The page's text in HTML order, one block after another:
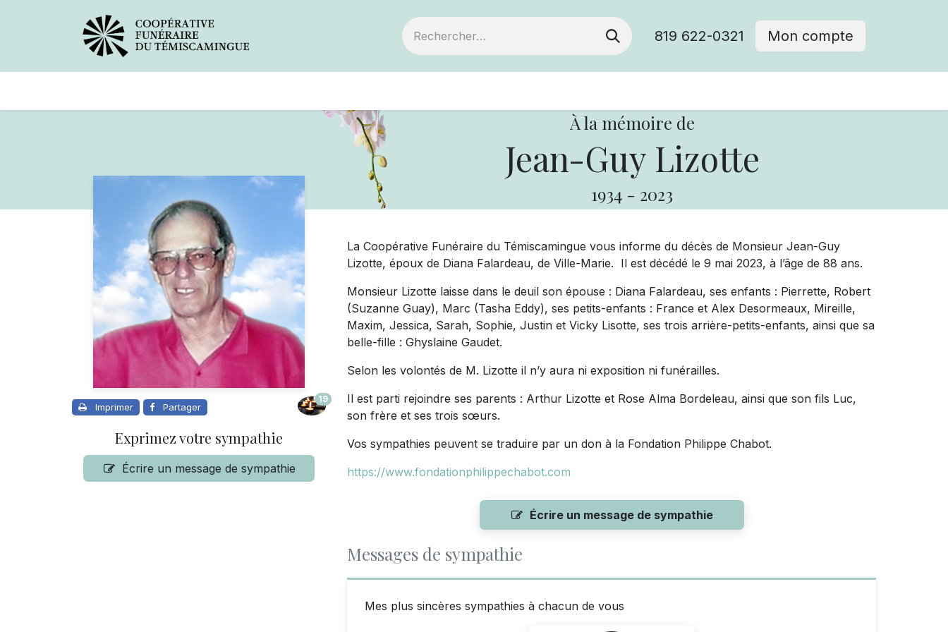
819 622-0321 Mon compte
À la mémoire de
Jean-Guy Lizotte
1934 - 2023
Imprimer Partager
19
Exprimez votre sympathie
Écrire un message de sympathie
La Coopérative Funéraire du Témiscamingue vous informe du décès de Monsieur Jean-Guy
Lizotte, époux de Diana Falardeau, de Ville-Marie. Il est décédé le 9 mai 2023, à l’âge de 88 ans.
Monsieur Lizotte laisse dans le deuil son épouse : Diana Falardeau, ses enfants : Pierrette, Robert
(Suzanne Guay), Marc (Tasha Eddy), ses petits-enfants : France et Alex Desormeaux, Mireille,
Maxim, Jessica, Sarah, Sophie, Justin et Vicky Lisotte, ses trois arrière-petits-enfants, ainsi que sa
belle-fille : Ghyslaine Gaudet.
Selon les volontés de M. Lizotte il n’y aura ni exposition ni funérailles.
Il est parti rejoindre ses parents : Arthur Lizotte et Rose Alma Bordeleau, ainsi que son fils Luc,
son frère et ses trois sœurs.
Vos sympathies peuvent se traduire par un don à la Fondation Philippe Chabot.
https://www.fondationphilippechabot.com
Écrire un message de sympathie
Messages de sympathie
Mes plus sincères sympathies à chacun de vous